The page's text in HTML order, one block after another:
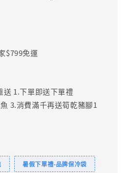
$799免運
送 1.下單即送下單禮
3.消費滿千再送筍乾豬腳1
暑假下單禮-品牌保冷袋